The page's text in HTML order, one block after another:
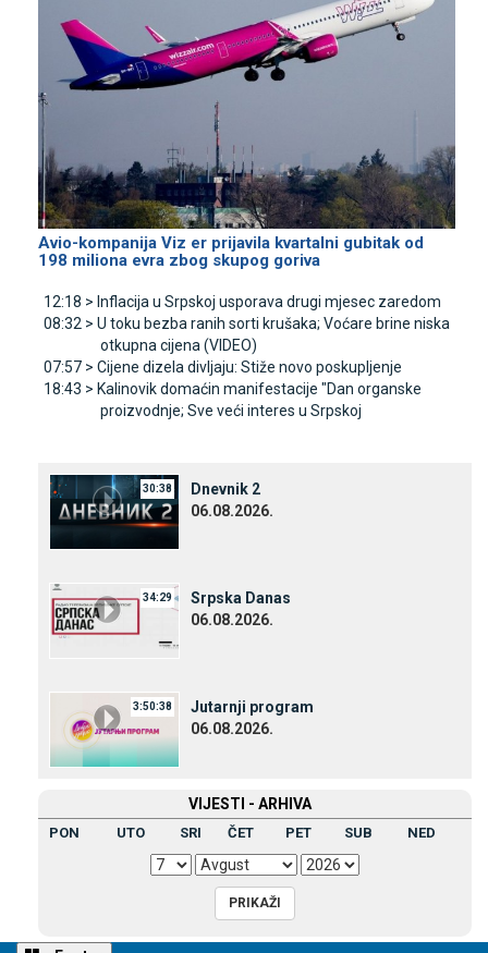
Avio-kompanija Viz er prijavila kvartalni gubitak od
198 miliona evra zbog skupog goriva
12:18 > Inflacija u Srpskoj usporava drugi mjesec zaredom
08:32 > U toku bezba ranih sorti krušaka; Voćare brine niska
otkupna cijena (VIDEO)
07:57 > Cijene dizela divljaju: Stiže novo poskupljenje
18:43 > Kalinovik domaćin manifestacije "Dan organske
proizvodnje; Sve veći interes u Srpskoj
30:38
Dnevnik 2
06.08.2026.
34:29
Srpska Danas
06.08.2026.
3:50:38
Јutarnji program
06.08.2026.
VIЈESTI - ARHIVA
PON UTO SRI ČET PET SUB NED